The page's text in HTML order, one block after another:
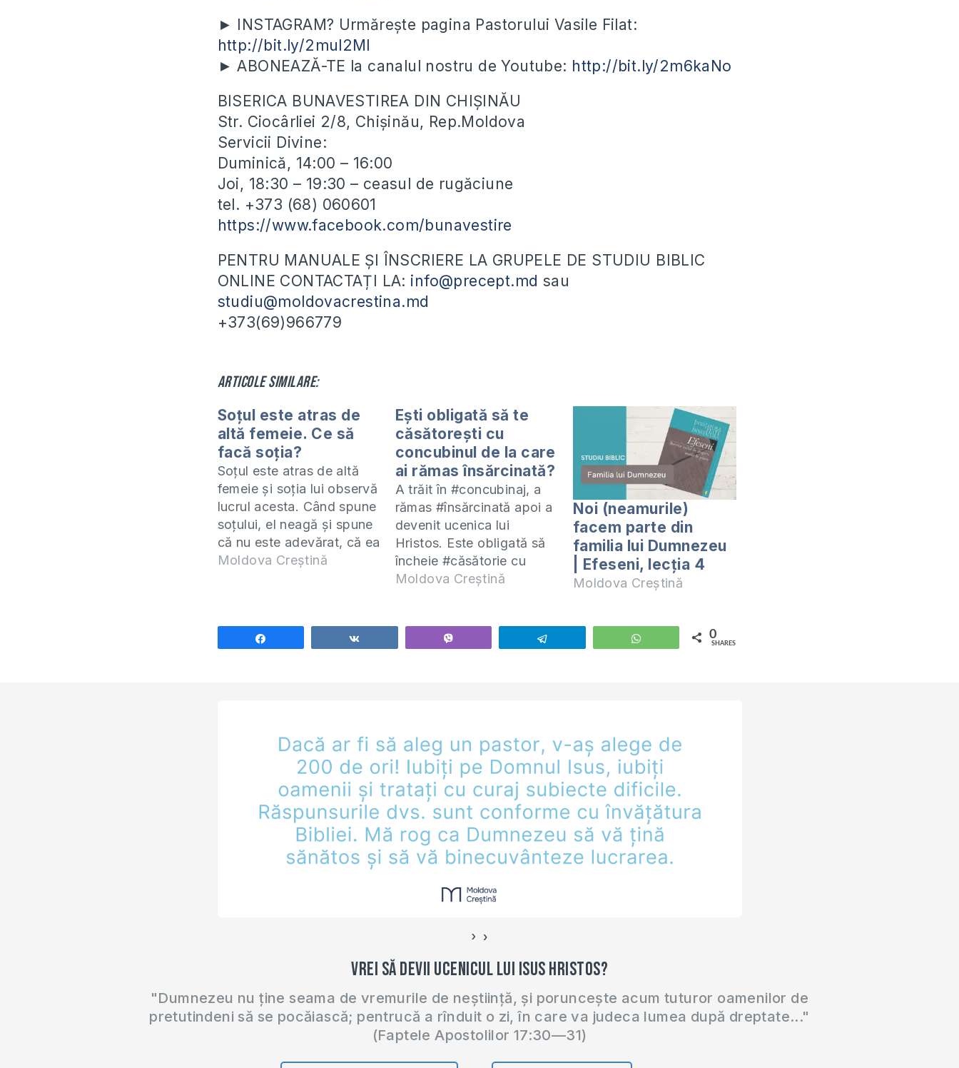
► INSTAGRAM? Urmărește pagina Pastorului Vasile Filat:
http://bit.ly/2mul2Ml
► ABONEAZĂ-TE la canalul nostru de Youtube: http://bit.ly/2m6kaNo
BISERICA BUNAVESTIREA DIN CHIȘINĂU
Str. Ciocârliei 2/8, Chișinău, Rep.Moldova
Servicii Divine:
Duminică, 14:00 – 16:00
Joi, 18:30 – 19:30 – ceasul de rugăciune
tel. +373 (68) 060601
https://www.facebook.com/bunavestire
PENTRU MANUALE ȘI ÎNSCRIERE LA GRUPELE DE STUDIU BIBLIC
ONLINE CONTACTAȚI LA: info@precept.md sau
studiu@moldovacrestina.md
+373(69)966779
Articole similare:
Soțul este atras de
altă femeie. Ce să
facă soția?
Soțul este atras de altă
femeie și soția lui observă
lucrul acesta. Când spune
soțului, el neagă și spune
că nu este adevărat, că ea
inventează. Totuși,
face complimente, o
privește continuu, îi place
Moldova Creștină
Ești obligată să te
căsătorești cu
concubinul de la care
ai rămas însărcinată?
A trăit în #concubinaj, a
rămas #însărcinată apoi a
devenit ucenica lui
Hristos. Este obligată să
încheie #căsătorie cu
concubinul? Studiu Biblic
pe ZOOM:
https://us02web.zoom.us/j/81580804689
ucenicul lui Hristos.
https://moldovacrestina.md/devino-
ucenicul-lui-dumnezeu/ ►
INSTAGRAM? Urmărește
pagina Pastorului Vasile
Filat:
http://bit.ly/2mul2Ml…
Moldova Creștină
Noi (neamurile)
facem parte din
familia lui Dumnezeu
| Efeseni, lecția 4
Moldova Creștină
WhatsApp 0
SHARES
‹ ›
Vrei să devii ucenicul lui Isus Hristos?
"Dumnezeu nu ține seama de vremurile de neștiință, și poruncește acum tuturor oamenilor de
pretutindeni să se pocăiască; pentrucă a rînduit o zi, în care va judeca lumea după dreptate..."
(Faptele Apostolilor 17:30—31)